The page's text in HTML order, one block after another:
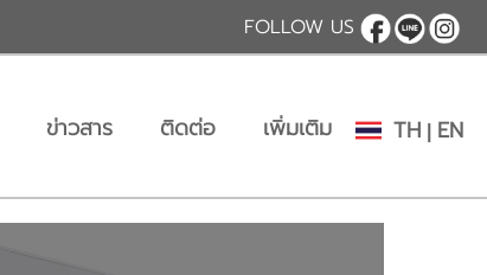
FOLLOW US
ข่าวสาร ติดต่อ เพิ่มเติม TH EN